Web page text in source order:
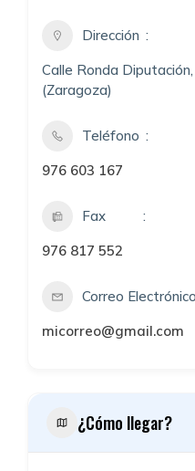
Dirección
Calle Ronda
(Zaragoza)
Teléfono
976 603 167
Fax
976 817 552
Correo Electrónico
micorreo@gmail.com
¿Cómo llegar?